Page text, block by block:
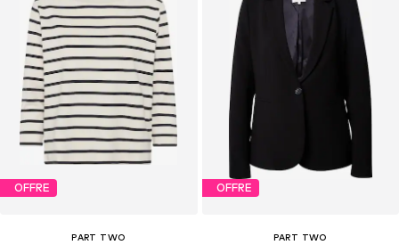
OFFRE
PART TWO
OFFRE
PART TWO